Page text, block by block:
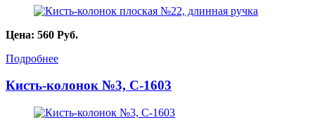
Цена: 560 Руб.
Подробнее
Кисть-колонок №3, С-1603